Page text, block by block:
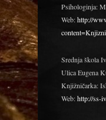
Psihologinja:
Web:http://
Srednja škola
Ulica Eugena
Knjižničarka:
Web:http://ss-